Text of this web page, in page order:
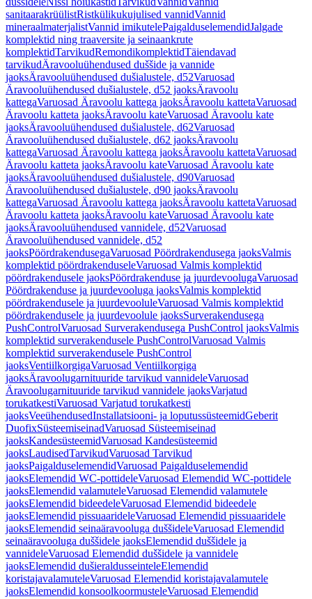
sanitaarakrüülistRistkülikukujulised vannidVannid
mineraalmaterjalistVannid imikutelePaigalduselemendidJalgade
komplektid ning traaversite ja seinaankrute
komplektidTarvikudRemondikomplektidTäiendavad
tarvikudÄravooluühendused duššide ja vannide
jaoksÄravooluühendused dušialustele, d52Varuosad
Äravooluühendused dušialustele, d52 jaoksÄravoolu
kattegaVaruosad Äravoolu kattega jaoksÄravoolu kattetaVaruosad
Äravoolu katteta jaoksÄravoolu kateVaruosad Äravoolu kate
jaoksÄravooluühendused dušialustele, d62Varuosad
Äravooluühendused dušialustele, d62 jaoksÄravoolu
kattegaVaruosad Äravoolu kattega jaoksÄravoolu kattetaVaruosad
Äravoolu katteta jaoksÄravoolu kateVaruosad Äravoolu kate
jaoksÄravooluühendused dušialustele, d90Varuosad
Äravooluühendused dušialustele, d90 jaoksÄravoolu
kattegaVaruosad Äravoolu kattega jaoksÄravoolu kattetaVaruosad
Äravoolu katteta jaoksÄravoolu kateVaruosad Äravoolu kate
jaoksÄravooluühendused vannidele, d52Varuosad
Äravooluühendused vannidele, d52
jaoksPöördrakendusegaVaruosad Pöördrakendusega jaoksValmis
komplektid pöördrakenduseleVaruosad Valmis komplektid
pöördrakendusele jaoksPöördrakenduse ja juurdevoolugaVaruosad
Pöördrakenduse ja juurdevooluga jaoksValmis komplektid
pöördrakendusele ja juurdevooluleVaruosad Valmis komplektid
pöördrakendusele ja juurdevoolule jaoksSurverakendusega
PushControlVaruosad Surverakendusega PushControl jaoksValmis
komplektid surverakendusele PushControlVaruosad Valmis
komplektid surverakendusele PushControl
jaoksVentiilkorgigaVaruosad Ventiilkorgiga
jaoksÄravoolugarnituuride tarvikud vannideleVaruosad
Äravoolugarnituuride tarvikud vannidele jaoksVarjatud
torukatkestiVaruosad Varjatud torukatkesti
jaoksVeeühendusedInstallatsiooni- ja loputussüsteemidGeberit
DuofixSüsteemiseinadVaruosad Süsteemiseinad
jaoksKandesüsteemidVaruosad Kandesüsteemid
jaoksLaudisedTarvikudVaruosad Tarvikud
jaoksPaigalduselemendidVaruosad Paigalduselemendid
jaoksElemendid WC-pottideleVaruosad Elemendid WC-pottidele
jaoksElemendid valamuteleVaruosad Elemendid valamutele
jaoksElemendid bideedeleVaruosad Elemendid bideedele
jaoksElemendid pissuaarideleVaruosad Elemendid pissuaaridele
jaoksElemendid seinaäravooluga duššideleVaruosad Elemendid
seinaäravooluga duššidele jaoksElemendid duššidele ja
vannideleVaruosad Elemendid duššidele ja vannidele
jaoksElemendid dušieraldusseinteleElemendid
koristajavalamuteleVaruosad Elemendid koristajavalamutele
jaoksElemendid konsoolkoormusteleVaruosad Elemendid